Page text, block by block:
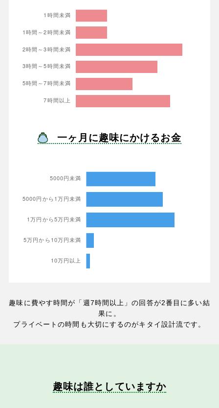
一ヶ月に趣味にかけるお金
趣味に費やす時間が「週7時間以上」の回答が2番目に多い結
果に。
プライベートの時間も大切にするのがキタイ設計流です。
趣味は誰としていますか